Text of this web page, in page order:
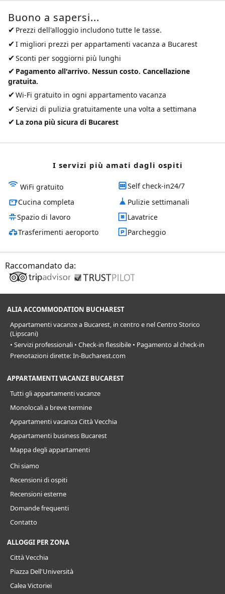
Buono a sapersi...
✔ Prezzi dell'alloggio includono tutte le tasse.
✔I migliori prezzi per appartamenti vacanza a Bucarest
✔Sconti per soggiorni più lunghi
✔ Pagamento all'arrivo. Nessun costo. Cancellazione
gratuita.
✔Wi-Fi gratuito in ogni appartamento vacanza
✔Servizi di pulizia gratuitamente una volta a settimana
✔ La zona più sicura di Bucarest
I servizi più amati dagli ospiti
WiFi gratuito
Self check-in24/7
Cucina completa
Pulizie settimanali
Spazio di lavoro
Lavatrice
Trasferimenti aeroporto
Parcheggio
Raccomandato da:
ALIA ACCOMMODATION BUCHAREST
Appartamenti vacanze a Bucarest, in centro e nel Centro Storico
(Lipscani)
• Servizi professionali • Check-in flessibile • Pagamento al check-in
Prenotazioni dirette: In-Bucharest.com
APPARTAMENTI VACANZE BUCAREST
Tutti gli appartamenti vacanze
Monolocali a breve termine
Appartamenti vacanza Città Vecchia
Appartamenti business Bucarest
Mappa degli appartamenti
Chi siamo
Recensioni di ospiti
Recensioni esterne
Domande frequenti
Contatto
ALLOGGI PER ZONA
Città Vecchia
Piazza Dell'Università
Calea Victoriei